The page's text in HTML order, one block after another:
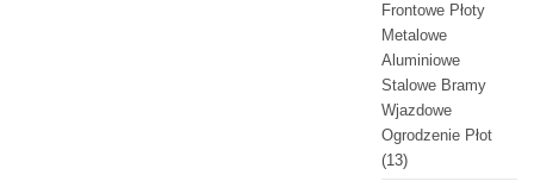
Frontowe Płoty
Metalowe
Aluminiowe
Stalowe Bramy
Wjazdowe
Ogrodzenie Płot
(13)